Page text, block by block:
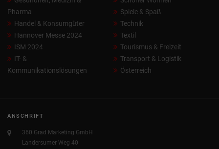
Pharma
Handel & Konsumgüter
Hannover Messe 2024
ISM 2024
IT- &
Kommunikationslösungen
Spiele & Spaß
Technik
Textil
Tourismus & Freizeit
Transport & Logistik
Österreich
ANSCHRIFT
360 Grad Marketing GmbH
Landersumer Weg 40